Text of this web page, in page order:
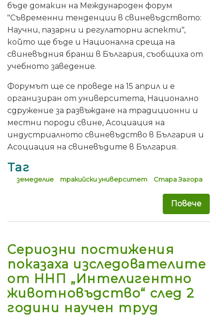
бъде домакин на Международен форум
"Съвременни тенденции в свиневъдството:
Научни, пазарни и регулаторни аспекти",
който ще бъде и Национална среща на
свиневъдния бранш в България, съобщиха от
учебното заведение.
Форумът ще се проведе на 15 април и е
организиран от университета, Национално
сдружение за развъждане на традиционни и
местни породи свине, Асоциация на
индустриалното свиневъдство в България и
Асоциация на свиневъдите в България.
Таг
земеделие тракийски университет Стара Загора
Повече
Сериозни постижения
показаха изследователите
от ННП „Интелигентно
животновъдство“ след 2
години научен труд